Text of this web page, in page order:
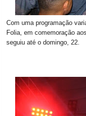
Com uma programação
Folia, em comemoração
seguiu até o domingo, 22.